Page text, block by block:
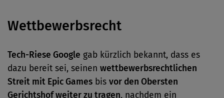
Wettbewerbsrecht
Tech-Riese Google gab kürzlich bekannt, dass es
dazu bereit sei, seinen wettbewerbsrechtlichen
Streit mit Epic Games bis vor den Obersten
Gerichtshof weiter zu tragen, nachdem ein